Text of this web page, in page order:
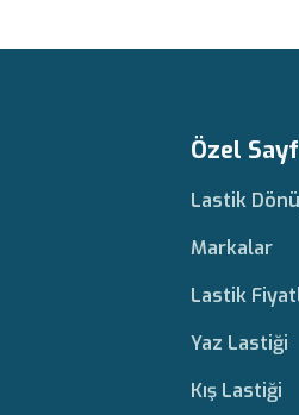
Özel
Lastik
Markalar
Lastik
Yaz Lastiği
Kış Lastiği